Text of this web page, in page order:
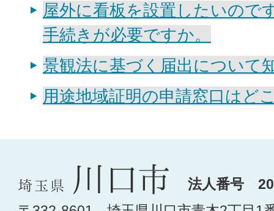
屋外に看板を設置したいので
手続きが必要ですか。
景観法に基づく届出について
用途地域証明の申請窓口はど
法人番号